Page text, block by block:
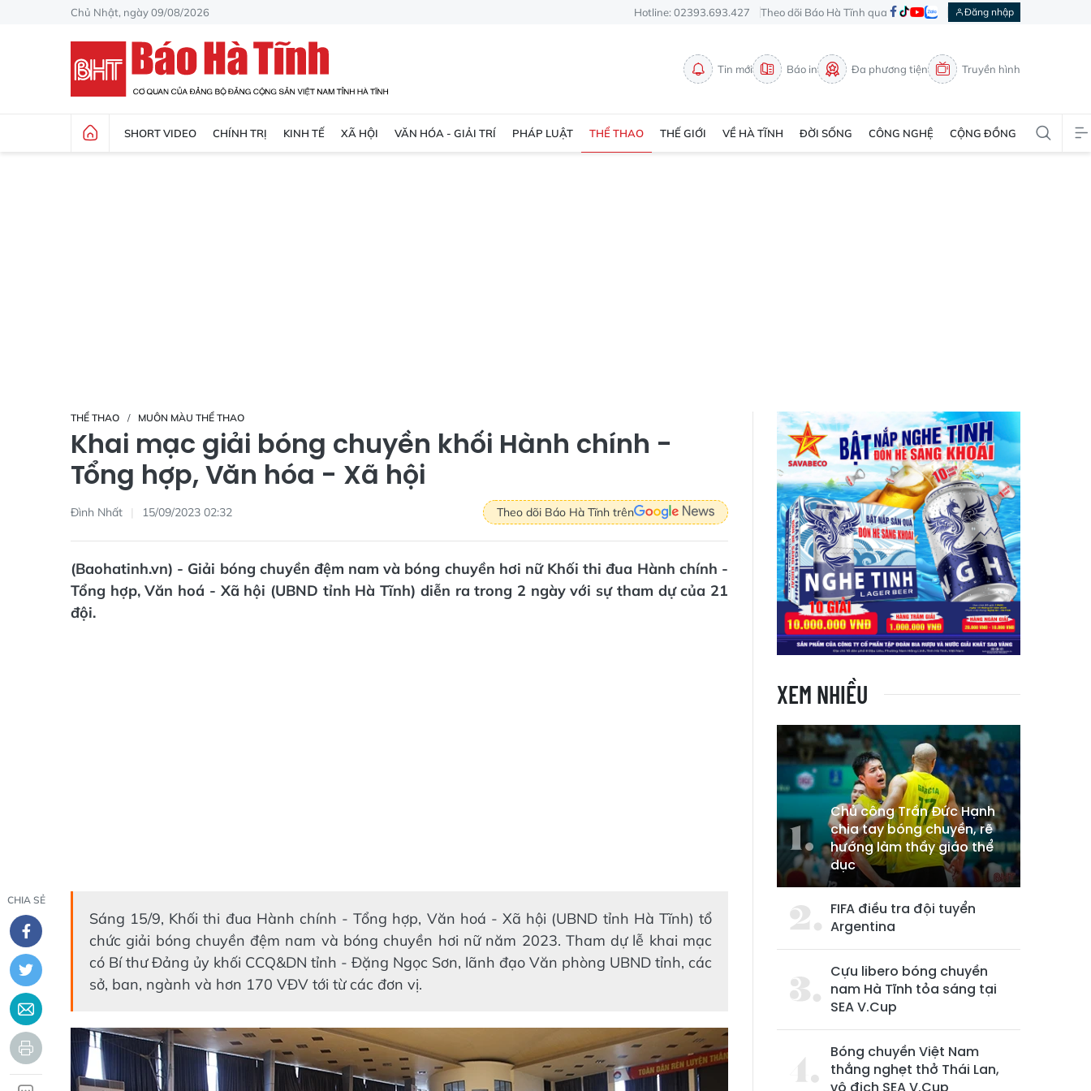
Chủ Nhật, ngày 09/08/2026 Hotline: 02393.693.427 Theo dõi Báo Hà Tĩnh qua Đăng nhập
Tin mới Báo in Đa phương tiện Truyền hình
SHORT VIDEO CHÍNH TRỊ KINH TẾ XÃ HỘI VĂN HÓA - GIẢI TRÍ PHÁP LUẬT THỂ THAO THẾ GIỚI VỀ HÀ TĨNH ĐỜI SỐNG CÔNG NGHỆ CỘNG ĐỒNG
THỂ THAO MUÔN MÀU THỂ THAO
Khai mạc giải bóng chuyền khối Hành chính -
Tổng hợp, Văn hóa - Xã hội
Đình Nhất 15/09/2023 02:32 Theo dõi Báo Hà Tĩnh trên
(Baohatinh.vn) - Giải bóng chuyền đệm nam và bóng chuyền hơi nữ Khối thi đua Hành chính -
Tổng hợp, Văn hoá - Xã hội (UBND tỉnh Hà Tĩnh) diễn ra trong 2 ngày với sự tham dự của 21
đội.
CHIA SẺ
Sáng 15/9, Khối thi đua Hành chính - Tổng hợp, Văn hoá - Xã hội (UBND tỉnh Hà Tĩnh) tổ
chức giải bóng chuyền đệm nam và bóng chuyền hơi nữ năm 2023. Tham dự lễ khai mạc
có Bí thư Đảng ủy khối CCQ&DN tỉnh - Đặng Ngọc Sơn, lãnh đạo Văn phòng UBND tỉnh, các
sở, ban, ngành và hơn 170 VĐV tới từ các đơn vị.
XEM NHIỀU
Chủ công Trần Đức Hạnh
chia tay bóng chuyền, rẽ
hướng làm thầy giáo thể
dục
FIFA điều tra đội tuyển
Argentina
Cựu libero bóng chuyền
nam Hà Tĩnh tỏa sáng tại
SEA V.Cup
Bóng chuyền Việt Nam
thắng nghẹt thở Thái Lan,